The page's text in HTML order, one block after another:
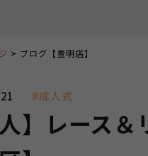
#成人式
人】レース
ブログ【豊明店】